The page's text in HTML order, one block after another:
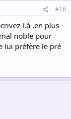
#16
l.à .en plus
noble pour
lui préfère le pré